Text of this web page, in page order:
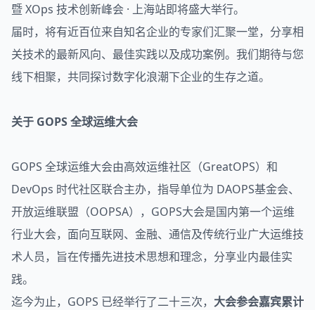
暨XOps 技术创新峰会 · 上海站即将盛大举行。
届时，将有近百位来自知名企业的专家们汇聚一堂，分享相
关技术的最新风向、最佳实践以及成功案例。我们期待与您
线下相聚，共同探讨数字化浪潮下企业的生存之道。
关于 GOPS 全球运维大会
GOPS 全球运维大会由高效运维社区（GreatOPS）和
DevOps 时代社区联合主办，指导单位为 DAOPS基金会、
开放运维联盟（OOPSA），GOPS大会是国内第一个运维
行业大会，面向互联网、金融、通信及传统行业广大运维技
术人员，旨在传播先进技术思想和理念，分享业内最佳实
践。
迄今为止，GOPS 已经举行了二十三次， 大会参会嘉宾累计